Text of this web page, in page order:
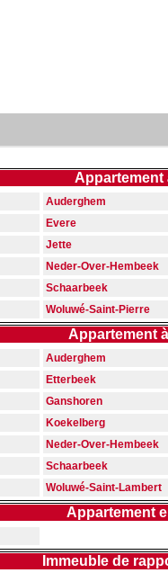
Appartement
Auderghem
Evere
Jette
Neder-Over-Hembeek
Schaarbeek
Woluwé-Saint-Pierre
Appartement
Auderghem
Etterbeek
Ganshoren
Koekelberg
Neder-Over-Hembeek
Schaarbeek
Woluwé-Saint-Lambert
Appartement
Immeuble de